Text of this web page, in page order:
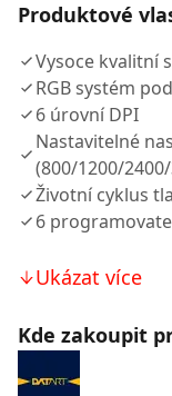
Produktové
Vysoce kvalitní
RGB systém
6 úrovní DPI
Nastavitelné
(800/1200/
Životní cyklus
6
Ukázat více
Kde zakoupit